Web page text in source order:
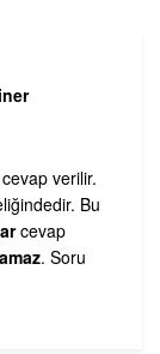
cevap verilir.
Bu
cevap
. Soru